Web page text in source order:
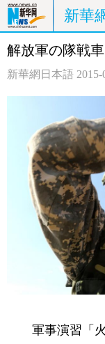
新華
ホームページ
観光
中日対訳
解放軍の隊戦
新華網日本語 2015-
軍事演習「火